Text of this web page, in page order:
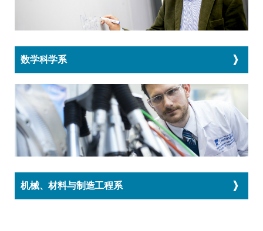
数学科学系
机械、材料与制造工程系